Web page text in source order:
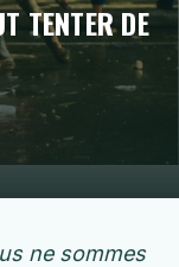
TENTER DE
ne sommes